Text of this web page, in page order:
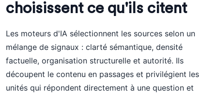
choisissent ce qu'ils citent
Les moteurs d'IA sélectionnent les sources selon un
mélange de signaux : clarté sémantique, densité
factuelle, organisation structurelle et autorité. Ils
découpent le contenu en passages et privilégient les
unités qui répondent directement à une question et